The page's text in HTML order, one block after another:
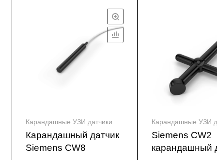
Карандашные УЗИ датчики
Карандашный датчик
Siemens CW8
Карандашные УЗИ
Siemens CW2
карандашный